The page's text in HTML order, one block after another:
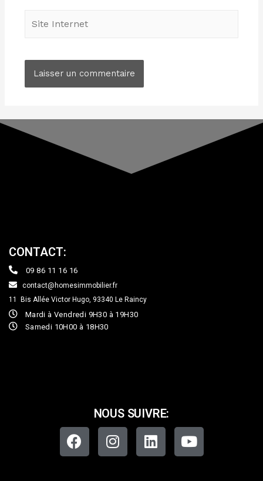
CONTACT:
09 86 11 16 16
contact@homesimmobilier.fr
11 Bis Allée Victor Hugo, 93340 Le Raincy
Mardi à Vendredi 9H30 à 19H30
Samedi 10H00 à 18H30
NOUS SUIVRE: